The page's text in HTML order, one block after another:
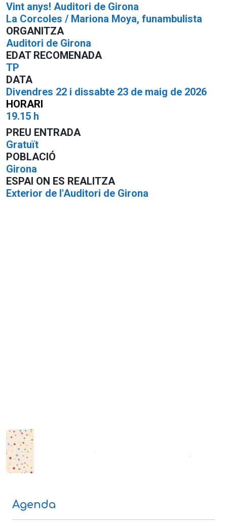
Vint anys! Auditori de Girona
La Corcoles / Mariona Moya, funambulista
ORGANITZA
Auditori de Girona
EDAT RECOMENADA
TP
DATA
Divendres 22 i dissabte 23 de maig de 2026
HORARI
19.15 h
PREU ENTRADA
Gratuït
POBLACIÓ
Girona
ESPAI ON ES REALITZA
Exterior de l'Auditori de Girona
Agenda